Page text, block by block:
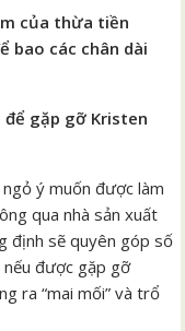
của thừa tiền
bao các chân dài
để gặp gỡ Kristen
ý muốn được làm
qua nhà sản xuất
định sẽ quyên góp số
nếu được gặp gỡ
ra “mai mối” và trổ